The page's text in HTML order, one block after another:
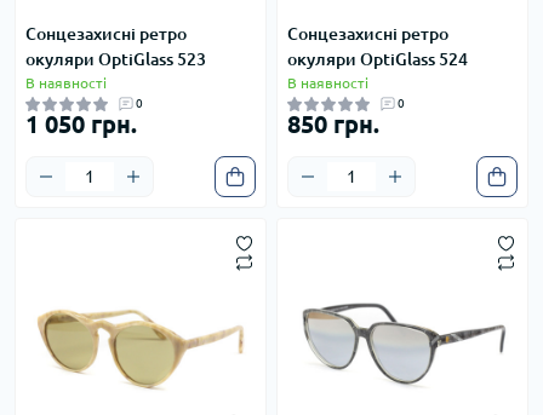
Сонцезахисні ретро
окуляри OptiGlass 523
В наявності
0
1 050 грн.
Сонцезахисні ретро
окуляри OptiGlass 524
В наявності
0
850 грн.